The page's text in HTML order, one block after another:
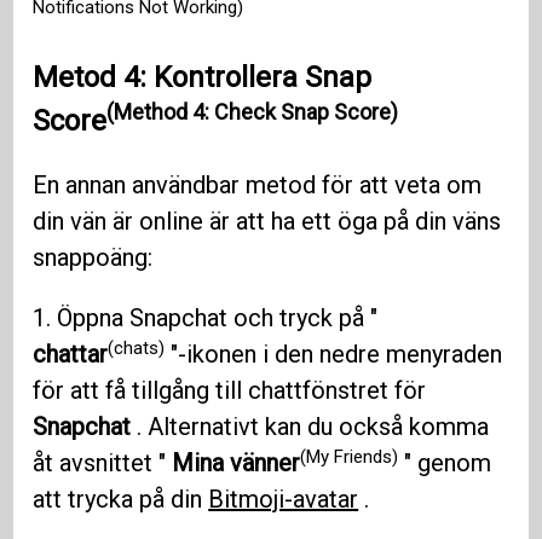
Notifications Not Working)
Metod 4: Kontrollera Snap
Score(Method 4: Check Snap Score)
En annan användbar metod för att veta om
din vän är online är att ha ett öga på din väns
snappoäng:
1. Öppna Snapchat och tryck på "
chattar(chats) "-ikonen i den nedre menyraden
för att få tillgång till chattfönstret för
Snapchat . Alternativt kan du också komma
åt avsnittet " Mina vänner(My Friends) " genom
att trycka på din Bitmoji-avatar .